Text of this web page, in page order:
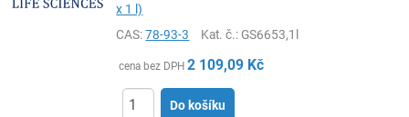
x 1 l)
CAS:78-93-3 Kat. č.: GS6653,1l
cena bez DPH 2 109,09 Kč
Do košíku